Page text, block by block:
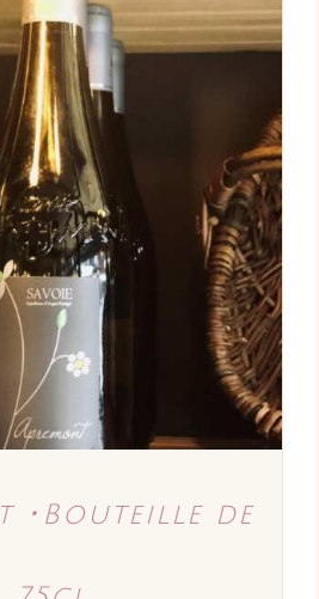
AU PANIER
･Bouteille de